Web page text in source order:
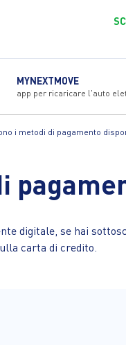
MYNEXTMOVE
app per ricaricare l'auto
i metodi di pagamento
digitale, se hai
carta di credito.